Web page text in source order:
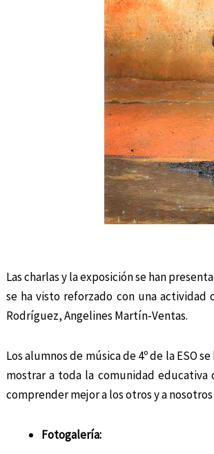
Las charlas y la exposición se han
se ha visto reforzado con una
Rodríguez, Angelines Martín-Ventas.
Los alumnos de música de 4º de la ESO
mostrar a toda la comunidad
comprender mejor a los otros y a
Fotogalería: